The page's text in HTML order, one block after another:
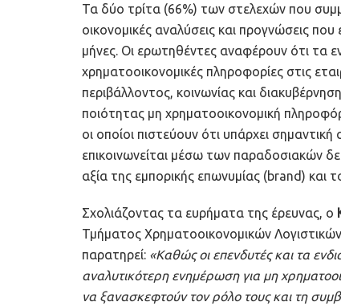
Τα δύο τρίτα (66%) των στελεχών που
οικονομικές αναλύσεις και προγνώσεις
μήνες. Οι ερωτηθέντες αναφέρουν ότι τα
χρηματοοικονομικές πληροφορίες στις
περιβάλλοντος, κοινωνίας και
ποιότητας μη χρηματοοικονομική
οι οποίοι πιστεύουν ότι υπάρχει σημαντική
επικοινωνείται μέσω των παραδοσιακών
αξία της εμπορικής επωνυμίας (brand) και
Σχολιάζοντας τα ευρήματα της έρευνας, ο
Τμήματος Χρηματοοικονομικών
παρατηρεί: «Καθώς οι επενδυτές και τα
αναλυτικότερη ενημέρωση για μη
να ξανασκεφτούν τον ρόλο τους και τη